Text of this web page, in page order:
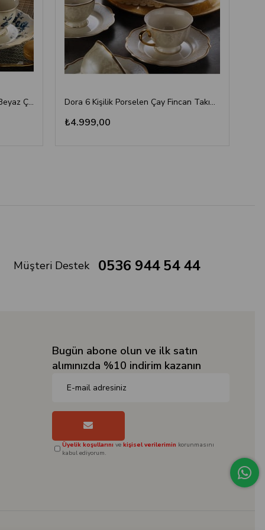
Lena Altın Detaylı 6 Kişilik Mavi Beyaz Çay Fincan Takımı Dora 6 Kişilik Porselen Çay Fincan Takımı 12 Parça
₺4.999,00
Müşteri Destek 0536 944 54 44
Bugün abone olun ve ilk satın
alımınızda %10 indirim kazanın
Üyelik koşullarını vekişisel verilerimin korunmasını
kabul ediyorum.